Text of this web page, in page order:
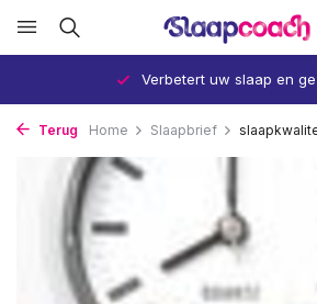
Verbetert uw slaap en
Terug Home Slaapbrief